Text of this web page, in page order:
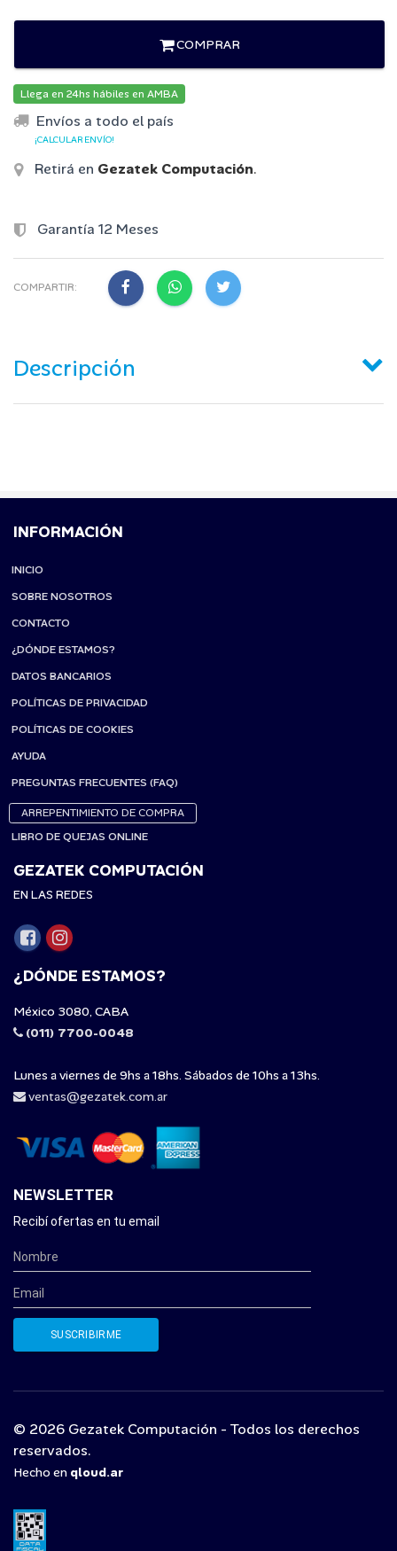
COMPRAR
Llega en 24hs hábiles en AMBA
Envíos a todo el país
¡CALCULAR ENVÍO!
Retirá en Gezatek Computación.
Garantía 12 Meses
COMPARTIR:
Descripción
INFORMACIÓN
INICIO
SOBRE NOSOTROS
CONTACTO
¿DÓNDE ESTAMOS?
DATOS BANCARIOS
POLÍTICAS DE PRIVACIDAD
POLÍTICAS DE COOKIES
AYUDA
PREGUNTAS FRECUENTES (FAQ)
ARREPENTIMIENTO DE COMPRA
LIBRO DE QUEJAS ONLINE
GEZATEK COMPUTACIÓN
EN LAS REDES
¿DÓNDE ESTAMOS?
México 3080, CABA
(011) 7700-0048
Lunes a viernes de 9hs a 18hs. Sábados de 10hs a 13hs.
ventas@gezatek.com.ar
NEWSLETTER
Recibí ofertas en tu email
© 2026 Gezatek Computación - Todos los derechos
reservados.
Hecho en qloud.ar